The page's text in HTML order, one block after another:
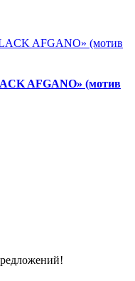
AFGANO» (мотив